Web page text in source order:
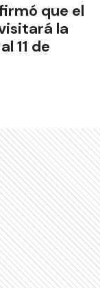
que el
la
11 de